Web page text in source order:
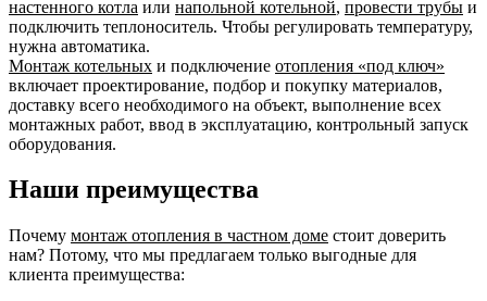
настенного котла или напольной котельной, провести трубы и
подключить теплоноситель. Чтобы регулировать температуру,
нужна автоматика.
Монтаж котельных и подключение отопления «под ключ»
включает проектирование, подбор и покупку материалов,
доставку всего необходимого на объект, выполнение всех
монтажных работ, ввод в эксплуатацию, контрольный запуск
оборудования.
Наши преимущества
Почему монтаж отопления в частном доме стоит доверить
нам? Потому, что мы предлагаем только выгодные для
клиента преимущества: